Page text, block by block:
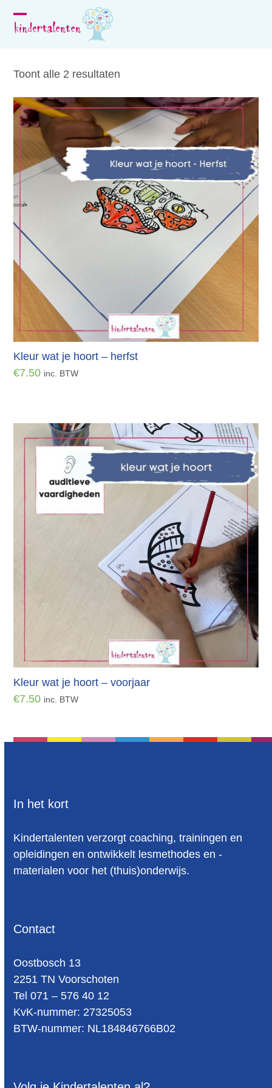
Open
menu
Close
menu
Toont alle 2 resultaten
Kleur wat je hoort – herfst
€7.50 inc. BTW
Kleur wat je hoort – voorjaar
€7.50 inc. BTW
In het kort
Kindertalenten verzorgt coaching, trainingen en
opleidingen en ontwikkelt lesmethodes en -
materialen voor het (thuis)onderwijs.
Contact
Oost­bosch 13
2251 TN Voorschoten
Tel 071 – 576 40 12
KvK-nummer: 27325053
BTW-num­mer: NL184846766B02